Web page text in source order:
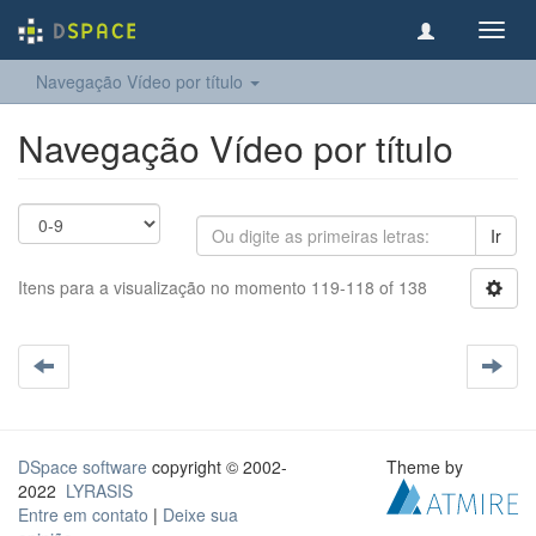
Navegação Vídeo por título
Navegação Vídeo por título
Ir
Itens para a visualização no momento 119-118 of 138
DSpace software copyright © 2002-
2022 LYRASIS
Entre em contato | Deixe sua
Theme by